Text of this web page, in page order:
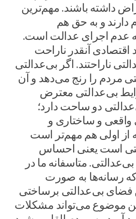
داشته باشند. مهم‌ترین
دارند و به حق هم
عدم اجرای عدالت است.
آنقدر ناراحت
ناراحتند. اگر بی‌عدالتی
مردم را رنج می‌دهد و آن
بی‌عدالتی معترض
دو ساحت دارد؛
و ساختاری و
از اولی هم مهم‌تر است
است یعنی احساس
متاسفانه ما در
رسانه‌ها به صورت
فضای بی‌عدالتی برساختی
موضوع می‌تواند مشکلات